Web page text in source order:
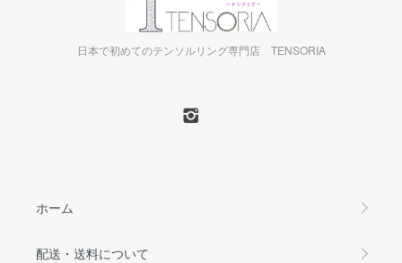
日本で初めてのテンソルリング専門店 TENSORIA
ホーム
配送・送料について